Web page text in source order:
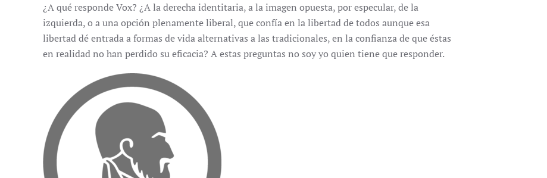
¿A qué responde Vox? ¿A la derecha identitaria, a la imagen opuesta, por especular, de la
izquierda, o a una opción plenamente liberal, que confía en la libertad de todos aunque esa
libertad dé entrada a formas de vida alternativas a las tradicionales, en la confianza de que éstas
en realidad no han perdido su eficacia? A estas preguntas no soy yo quien tiene que responder.